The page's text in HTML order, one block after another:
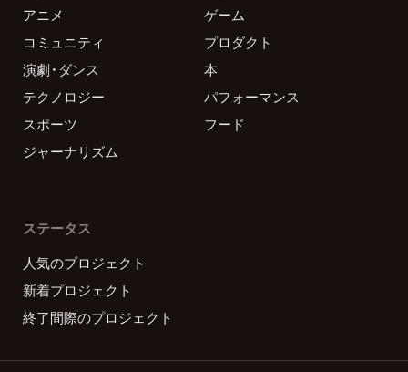
アニメ
ゲーム
コミュニティ
プロダクト
演劇・ダンス
本
テクノロジー
パフォーマンス
スポーツ
フード
ジャーナリズム
ステータス
人気のプロジェクト
新着プロジェクト
終了間際のプロジェクト